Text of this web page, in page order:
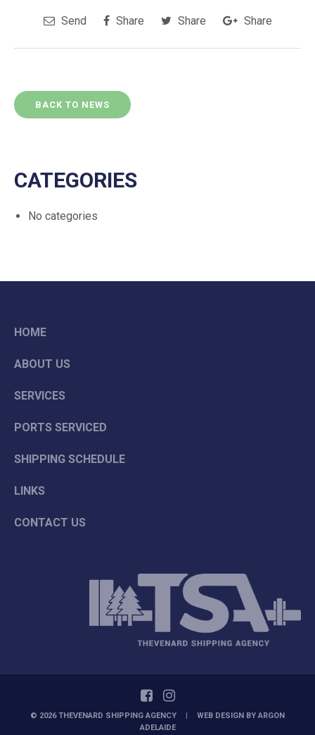
Send Share Share Share
BACK TO NEWS
CATEGORIES
No categories
HOME
ABOUT US
SERVICES
PORTS SERVICED
SHIPPING SCHEDULE
LINKS
CONTACT US
© 2026 THEVENARD SHIPPING AGENCY WEB DESIGN BYARGON
ADELAIDE